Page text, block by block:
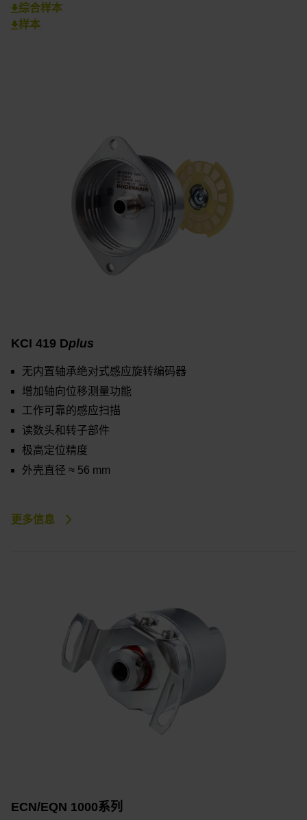
综合样本
样本
KCI 419 Dplus
无内置轴承绝对式感应旋转编码器
增加轴向位移测量功能
工作可靠的感应扫描
读数头和转子部件
极高定位精度
外壳直径 ≈ 56 mm
更多信息
ECN/EQN 1000系列